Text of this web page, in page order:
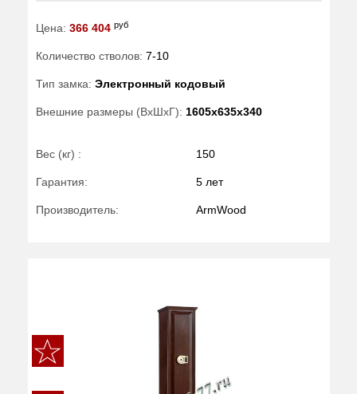
Цена: 366 404 руб
Количество стволов: 7-10
Тип замка: Электронный кодовый
Внешние размеры (ВхШхГ): 1605x635x340
Вес (кг) : 150
Гарантия: 5 лет
Производитель: ArmWood